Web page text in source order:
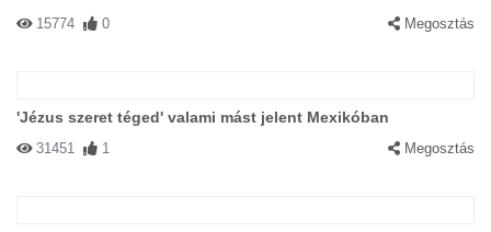
15774 0 Megosztás
'Jézus szeret téged' valami mást jelent Mexikóban
31451 1 Megosztás